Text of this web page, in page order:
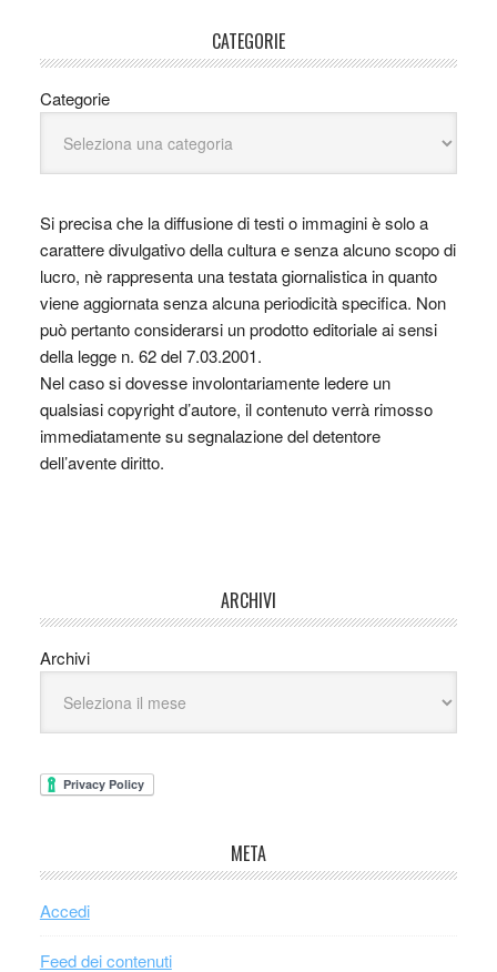
CATEGORIE
Categorie
Si precisa che la diffusione di testi o immagini è solo a
carattere divulgativo della cultura e senza alcuno scopo di
lucro, nè rappresenta una testata giornalistica in quanto
viene aggiornata senza alcuna periodicità specifica. Non
può pertanto considerarsi un prodotto editoriale ai sensi
della legge n. 62 del 7.03.2001.
Nel caso si dovesse involontariamente ledere un
qualsiasi copyright d’autore, il contenuto verrà rimosso
immediatamente su segnalazione del detentore
dell’avente diritto.
ARCHIVI
Archivi
META
Accedi
Feed dei contenuti